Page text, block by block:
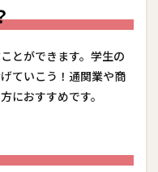
とができます。学生の
ていこう！通関業や商
におすすめです。